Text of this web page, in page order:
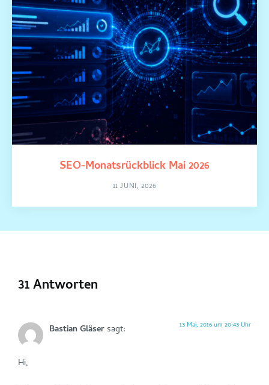
SEO-Monatsrückblick Mai 2026
11 JUNI, 2026
31 Antworten
Bastian Gläsersagt: 13 Mai, 2016 um 20:43 Uhr
Hi,